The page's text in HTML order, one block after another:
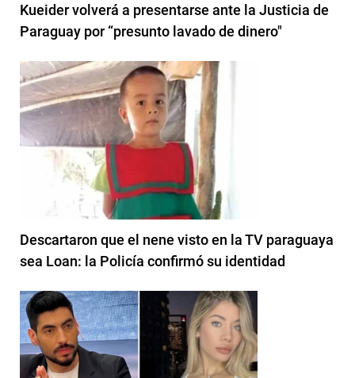
Kueider volverá a presentarse ante la Justicia de
Paraguay por “presunto lavado de dinero"
Descartaron que el nene visto en la TV paraguaya
sea Loan: la Policía confirmó su identidad